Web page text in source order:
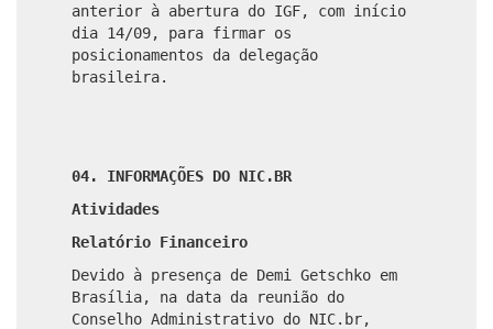
anterior à abertura do IGF, com início
dia 14/09, para firmar os
posicionamentos da delegação
brasileira.
04. INFORMAÇÕES DO NIC.BR
Atividades
Relatório Financeiro
Devido à presença de Demi Getschko em
Brasília, na data da reunião do
Conselho Administrativo do NIC.br,